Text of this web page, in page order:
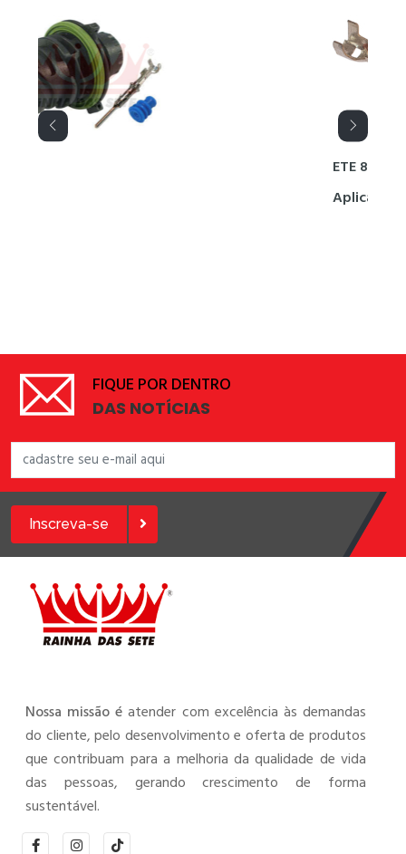
Aplica-se terminal
FIQUE POR DENTRO
DAS NOTÍCIAS
Inscreva-se
Nossa missão é atender com excelência às demandas
do cliente, pelo desenvolvimento e oferta de produtos
que contribuam para a melhoria da qualidade de vida
das pessoas, gerando crescimento de forma
sustentável.